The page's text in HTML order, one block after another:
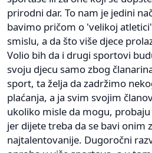
prirodni dar. To nam je jedini
bavimo pričom o 'velikoj
smislu, a da što više djece
Volio bih da i drugi sportovi
svoju djecu samo zbog
sport, ta želja da zadržimo
plaćanja, a ja svim svojim
ukoliko misle da mogu,
jer dijete treba da se bavi onim
najtalentovanije. Dugoročni